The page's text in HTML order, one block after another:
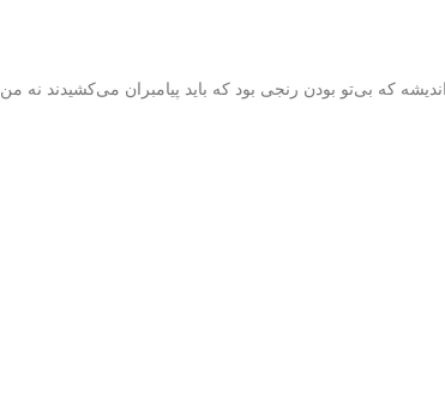
که بی‌تو بودن رنجی بود که باید پیامبران می­‌کشیدند نه من